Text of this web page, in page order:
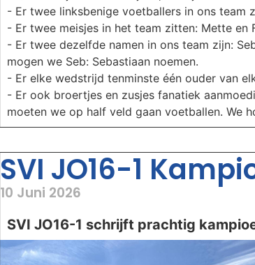
- Er twee linksbenige voetballers in ons team
- Er twee meisjes in het team zitten: Mette en
- Er twee dezelfde namen in ons team zijn:
mogen we Seb: Sebastiaan noemen.
- Er elke wedstrijd tenminste één ouder van
- Er ook broertjes en zusjes fanatiek
moeten we op half veld gaan voetballen. We
SVI JO16-1
10 Juni 2026
SVI JO16-1 schrijft prachtig